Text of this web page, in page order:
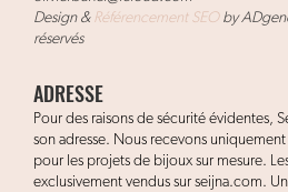
Design & Référencement SEOby
réservés
ADRESSE
Pour des raisons de sécurité évidentes,
son adresse. Nous recevons
pour les projets de bijoux sur mesure.
exclusivement vendus sur seijna.com.